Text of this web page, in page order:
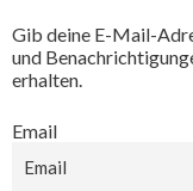
Gib deine E-Mail-
und
erhalten.
Email